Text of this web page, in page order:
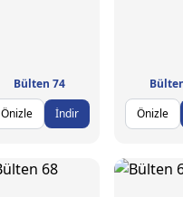
Bülten 74
Önizle
İndir
Önizle